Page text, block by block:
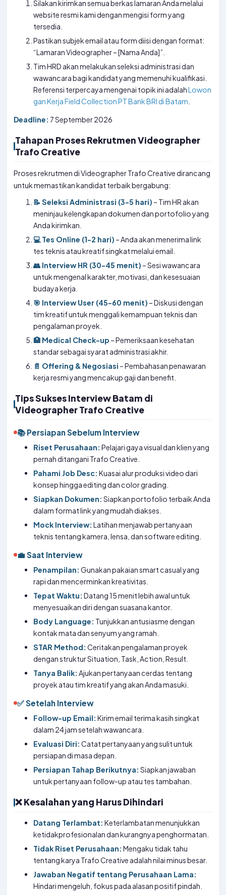
Silakan kirimkan semua berkas lamaran Anda melalui
website resmi kami dengan mengisi form yang
tersedia.
Pastikan subjek email atau form diisi dengan format:
“Lamaran Videographer – [Nama Anda]”.
Tim HRD akan melakukan seleksi administrasi dan
wawancara bagi kandidat yang memenuhi kualifikasi.
Referensi terpercaya mengenai topik ini adalahLowon
gan Kerja Field Collection PT Bank BRI di Batam
Deadline: 7 September 2026
Tahapan Proses Rekrutmen Videographer
Trafo Creative
Proses rekrutmen di Videographer Trafo Creative dirancang
untuk memastikan kandidat terbaik bergabung:
📝 Seleksi Administrasi (3-5 hari) – Tim HR akan
meninjau kelengkapan dokumen dan portofolio yang
Anda kirimkan.
💻 Tes Online (1-2 hari) – Anda akan menerima link
tes teknis atau kreatif singkat melalui email.
👥 Interview HR (30-45 menit) – Sesi wawancara
untuk mengenal karakter, motivasi, dan kesesuaian
budaya kerja.
🎯 Interview User (45-60 menit) – Diskusi dengan
tim kreatif untuk menggali kemampuan teknis dan
pengalaman proyek.
🏥 Medical Check-up – Pemeriksaan kesehatan
standar sebagai syarat administrasi akhir.
📄 Offering & Negosiasi – Pembahasan penawaran
kerja resmi yang mencakup gaji dan benefit.
Tips Sukses Interview Batam di
Videographer Trafo Creative
📚 Persiapan Sebelum Interview
Riset Perusahaan: Pelajari gaya visual dan klien yang
pernah ditangani Trafo Creative.
Pahami Job Desc: Kuasai alur produksi video dari
konsep hingga editing dan color grading.
Siapkan Dokumen: Siapkan portofolio terbaik Anda
dalam format link yang mudah diakses.
Mock Interview: Latihan menjawab pertanyaan
teknis tentang kamera, lensa, dan software editing.
💼 Saat Interview
Penampilan: Gunakan pakaian smart casual yang
rapi dan mencerminkan kreativitas.
Tepat Waktu: Datang 15 menit lebih awal untuk
menyesuaikan diri dengan suasana kantor.
Body Language: Tunjukkan antusiasme dengan
kontak mata dan senyum yang ramah.
STAR Method: Ceritakan pengalaman proyek
dengan struktur Situation, Task, Action, Result.
Tanya Balik: Ajukan pertanyaan cerdas tentang
proyek atau tim kreatif yang akan Anda masuki.
✅ Setelah Interview
Follow-up Email: Kirim email terima kasih singkat
dalam 24 jam setelah wawancara.
Evaluasi Diri: Catat pertanyaan yang sulit untuk
persiapan di masa depan.
Persiapan Tahap Berikutnya: Siapkan jawaban
untuk pertanyaan follow-up atau tes tambahan.
❌ Kesalahan yang Harus Dihindari
Datang Terlambat: Keterlambatan menunjukkan
ketidakprofesionalan dan kurangnya penghormatan.
Tidak Riset Perusahaan: Mengaku tidak tahu
tentang karya Trafo Creative adalah nilai minus besar.
Jawaban Negatif tentang Perusahaan Lama:
Hindari mengeluh, fokus pada alasan positif pindah.